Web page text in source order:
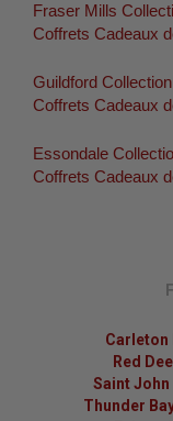
Fraser Mills
Coffrets Cadeaux
Guildford
Coffrets Cadeaux
Essondale
Coffrets Cadeaux
Carleton
Red
Saint
Thunder